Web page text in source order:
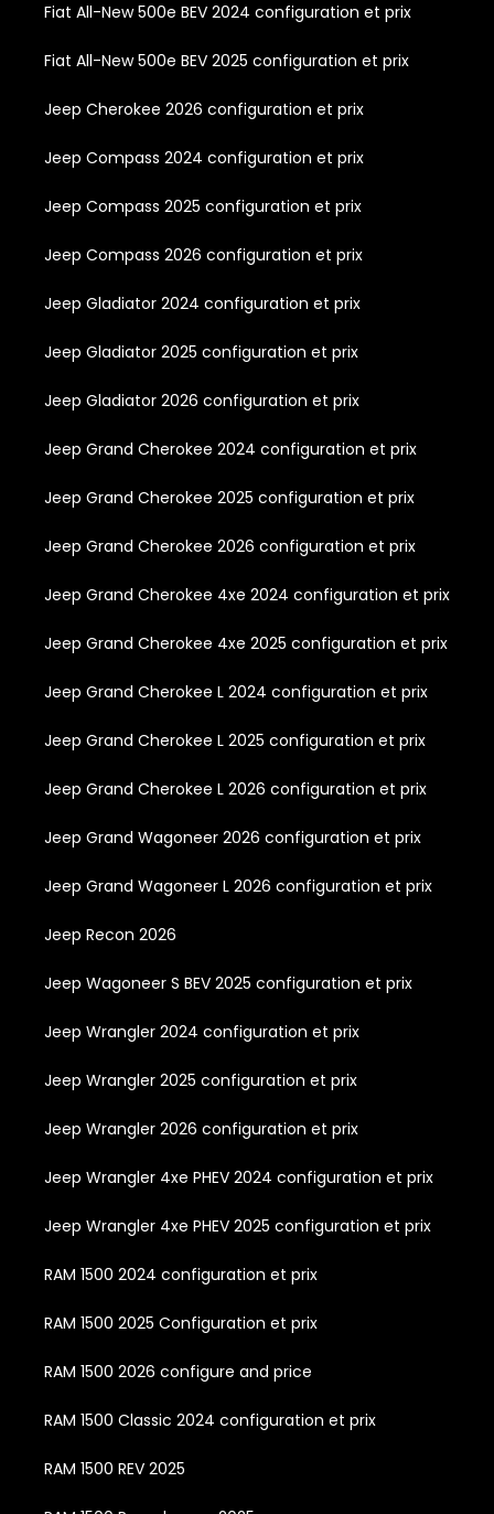
Fiat All-New 500e BEV 2024 configuration et prix
Fiat All-New 500e BEV 2025 configuration et prix
Jeep Cherokee 2026 configuration et prix
Jeep Compass 2024 configuration et prix
Jeep Compass 2025 configuration et prix
Jeep Compass 2026 configuration et prix
Jeep Gladiator 2024 configuration et prix
Jeep Gladiator 2025 configuration et prix
Jeep Gladiator 2026 configuration et prix
Jeep Grand Cherokee 2024 configuration et prix
Jeep Grand Cherokee 2025 configuration et prix
Jeep Grand Cherokee 2026 configuration et prix
Jeep Grand Cherokee 4xe 2024 configuration et prix
Jeep Grand Cherokee 4xe 2025 configuration et prix
Jeep Grand Cherokee L 2024 configuration et prix
Jeep Grand Cherokee L 2025 configuration et prix
Jeep Grand Cherokee L 2026 configuration et prix
Jeep Grand Wagoneer 2026 configuration et prix
Jeep Grand Wagoneer L 2026 configuration et prix
Jeep Recon 2026
Jeep Wagoneer S BEV 2025 configuration et prix
Jeep Wrangler 2024 configuration et prix
Jeep Wrangler 2025 configuration et prix
Jeep Wrangler 2026 configuration et prix
Jeep Wrangler 4xe PHEV 2024 configuration et prix
Jeep Wrangler 4xe PHEV 2025 configuration et prix
RAM 1500 2024 configuration et prix
RAM 1500 2025 Configuration et prix
RAM 1500 2026 configure and price
RAM 1500 Classic 2024 configuration et prix
RAM 1500 REV 2025